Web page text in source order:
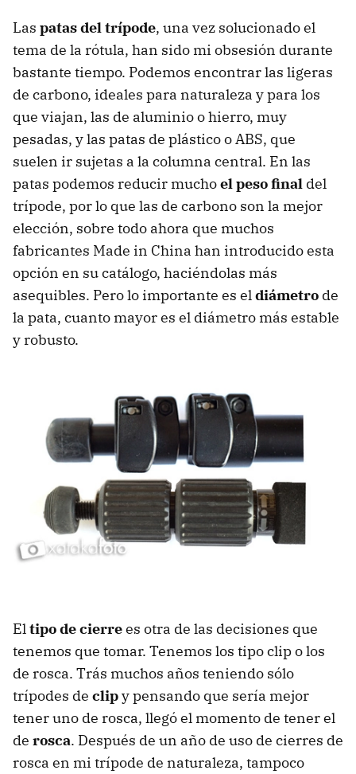
Las patas del trípode, una vez solucionado el
tema de la rótula, han sido mi obsesión durante
bastante tiempo. Podemos encontrar las ligeras
de carbono, ideales para naturaleza y para los
que viajan, las de aluminio o hierro, muy
pesadas, y las patas de plástico o ABS, que
suelen ir sujetas a la columna central. En las
patas podemos reducir muchoel peso final del
trípode, por lo que las de carbono son la mejor
elección, sobre todo ahora que muchos
fabricantes Made in China han introducido esta
opción en su catálogo, haciéndolas más
asequibles. Pero lo importante es el diámetro de
la pata, cuanto mayor es el diámetro más estable
y robusto.
Eltipo de cierrees otra de las decisiones que
tenemos que tomar. Tenemos los tipo clip o los
de rosca. Trás muchos años teniendo sólo
trípodes de clipy pensando que sería mejor
tener uno de rosca, llegó el momento de tener el
de rosca. Después de un año de uso de cierres de
rosca en mi trípode de naturaleza, tampoco